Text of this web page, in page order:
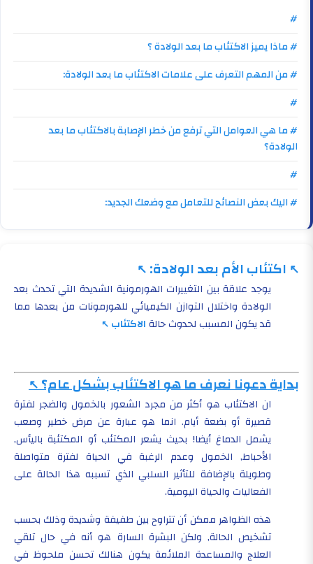
#
# ماذا يميز الاكتئاب ما بعد الولادة ؟
# من المهم التعرف على علامات الاكتئاب ما بعد الولادة:
#
# ما هي العوامل التي ترفع من خطر الإصابة بالاكتئاب ما بعد
الولادة؟
#
# اليك بعض النصائح للتعامل مع وضعك الجديد:
اكتئاب الأم بعد الولادة:
يوجد علاقة بين التغييرات الهورمونية الشديدة التي تحدث بعد
الولادة واختلال التوازن الكيميائي للهورمونات من بعدها مما
قد يكون المسبب لحدوث حالةالاكتئاب
بداية دعونا نعرف ما هو الاكتئاب بشكل عام؟
ان الاكتئاب هو أكثر من مجرد الشعور بالخمول والضجر لفترة
قصيرة أو بضعة أيام. انما هو عبارة عن مرض خطير وصعب
يشمل الدماغ أيضا! بحيث يشعر المكتئب أو المكتئبة باليأس,
الأحباط, الخمول وعدم الرغبة في الحياة لفترة متواصلة
وطويلة بالإضافة للتأثير السلبي الذي تسببه هذا الحالة على
الفعاليات والحياة اليومية.
هذه الظواهر ممكن أن تتراوح بين طفيفة وشديدة وذلك بحسب
تشخيص الحالة, ولكن البشرة السارة هو أنه في حال تلقي
العلاج والمساعدة الملائمة يكون هنالك تحسن ملحوظ في